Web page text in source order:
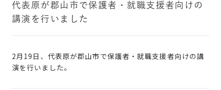
代表原が郡山市で保護者・就職支援者向けの
講演を行いました
2月19日、代表原が郡山市で保護者・就職支援者向けの講
演を行いました。